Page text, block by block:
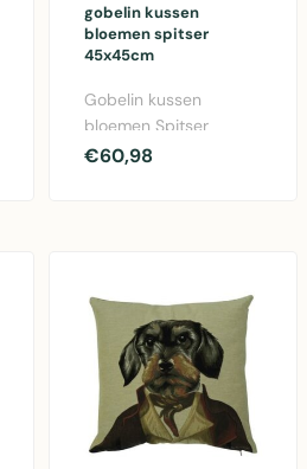
gobelin kussen
bloemen spitser
45x45cm
Gobelin kussen
bloemen Spitser
45x45cm van Mars &
€60,98